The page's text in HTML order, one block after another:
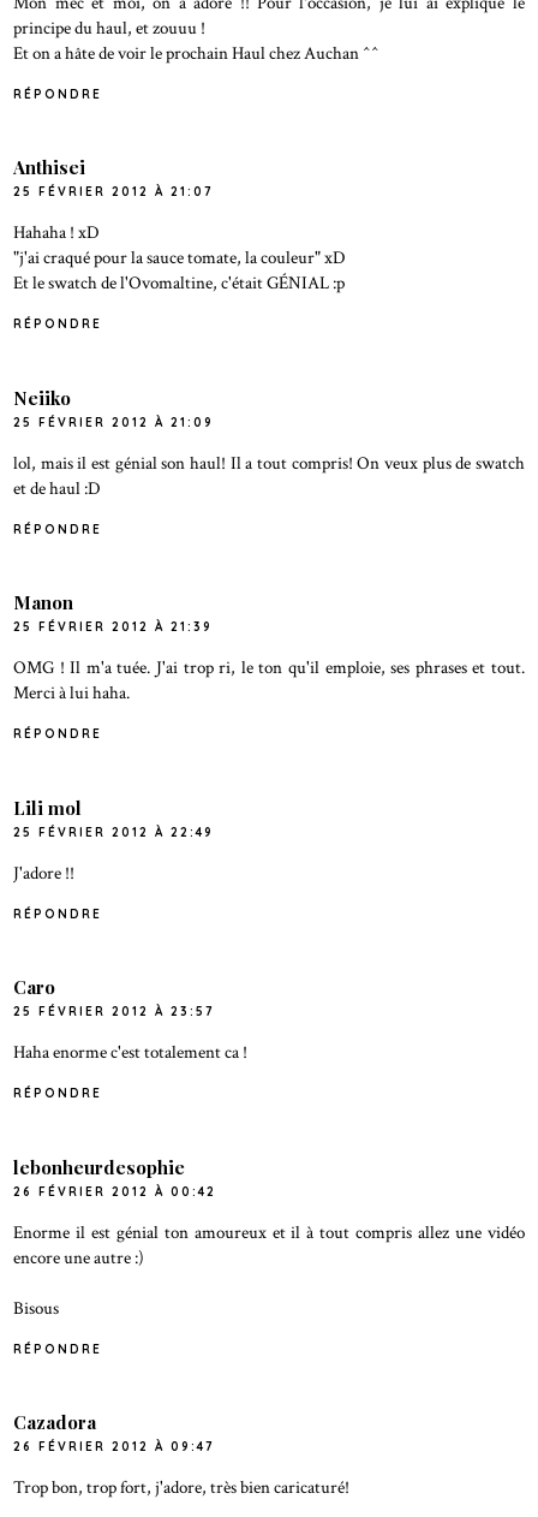
principe du haul, et zouuu !
Et on a hâte de voir le prochain Haul chez Auchan ^^
RÉPONDRE
Anthisei
25 FÉVRIER 2012 À 21:07
Hahaha ! xD
"j'ai craqué pour la sauce tomate, la couleur" xD
Et le swatch de l'Ovomaltine, c'était GÉNIAL :p
RÉPONDRE
Neiiko
25 FÉVRIER 2012 À 21:09
lol, mais il est génial son haul! Il a tout compris! On veux plus de swatch
et de haul :D
RÉPONDRE
Manon
25 FÉVRIER 2012 À 21:39
OMG ! Il m'a tuée. J'ai trop ri, le ton qu'il emploie, ses phrases et tout.
Merci à lui haha.
RÉPONDRE
Lili mol
25 FÉVRIER 2012 À 22:49
J'adore !!
RÉPONDRE
Caro
25 FÉVRIER 2012 À 23:57
Haha enorme c'est totalement ca !
RÉPONDRE
lebonheurdesophie
26 FÉVRIER 2012 À 00:42
Enorme il est génial ton amoureux et il à tout compris allez une vidéo
encore une autre :)
Bisous
RÉPONDRE
Cazadora
26 FÉVRIER 2012 À 09:47
Trop bon, trop fort, j'adore, très bien caricaturé!